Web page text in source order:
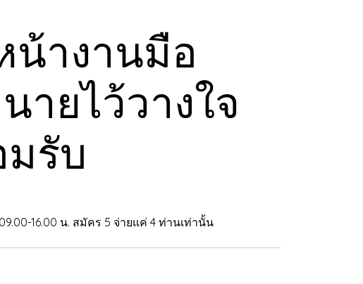
างานมือ
ายไว้วางใจ
รับ
16.00 น. สมัคร 5 จ่ายแค่ 4 ท่านเท่านั้น